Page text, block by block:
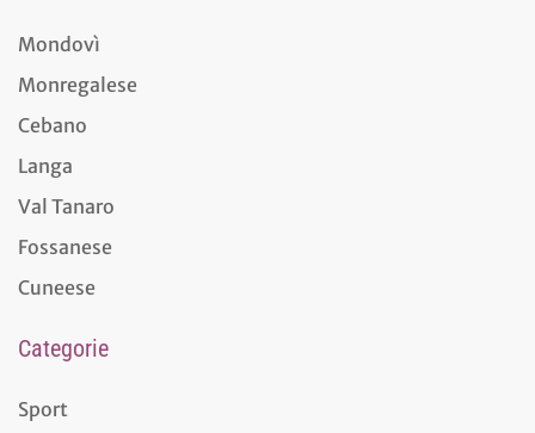
Mondovì
Monregalese
Cebano
Langa
Val Tanaro
Fossanese
Cuneese
Categorie
Sport